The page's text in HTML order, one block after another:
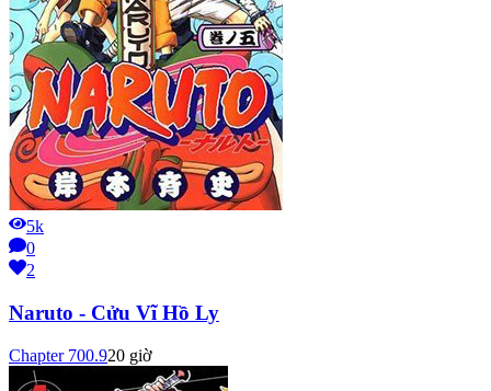
5k
0
2
Naruto - Cửu Vĩ Hồ Ly
Chapter 700.920 giờ